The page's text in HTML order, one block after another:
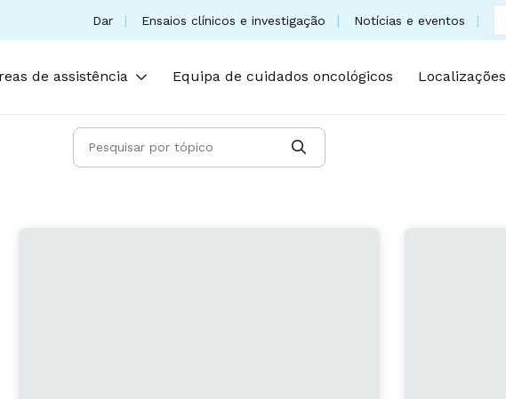
Dar(abre num novo separador)
Ensaios clínicos e investigação Notícias e eventos
de assistência Equipa de cuidados oncológicos Localizações